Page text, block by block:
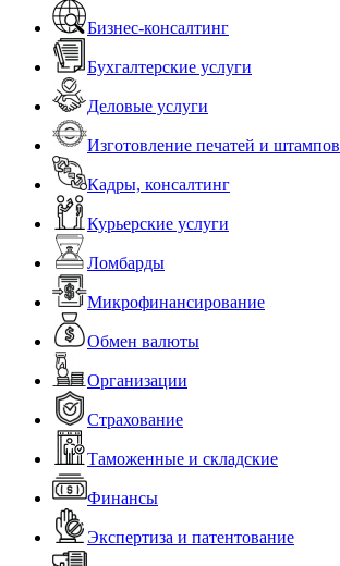
Бизнес-консалтинг
Бухгалтерские услуги
Деловые услуги
Изготовление печатей и штампов
Кадры, консалтинг
Курьерские услуги
Ломбарды
Микрофинансирование
Обмен валюты
Организации
Страхование
Таможенные и складские
Финансы
Экспертиза и патентование